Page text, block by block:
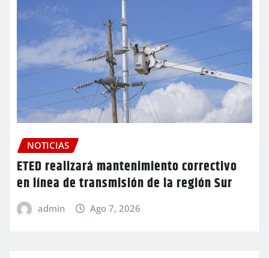
NOTICIAS
ETED realizará mantenimiento correctivo
en línea de transmisión de la región Sur
admin Ago 7, 2026